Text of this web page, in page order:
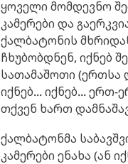
ყოველი მომდევნო
კამერები და
ქალბატონის
ჩხუბობდნენ, იქნებ
სათამაშოთი (ერთსა
იქნებ... იქნებ...
თქვენ ხართ
ქალბატონმა
კამერები ენახა (ან